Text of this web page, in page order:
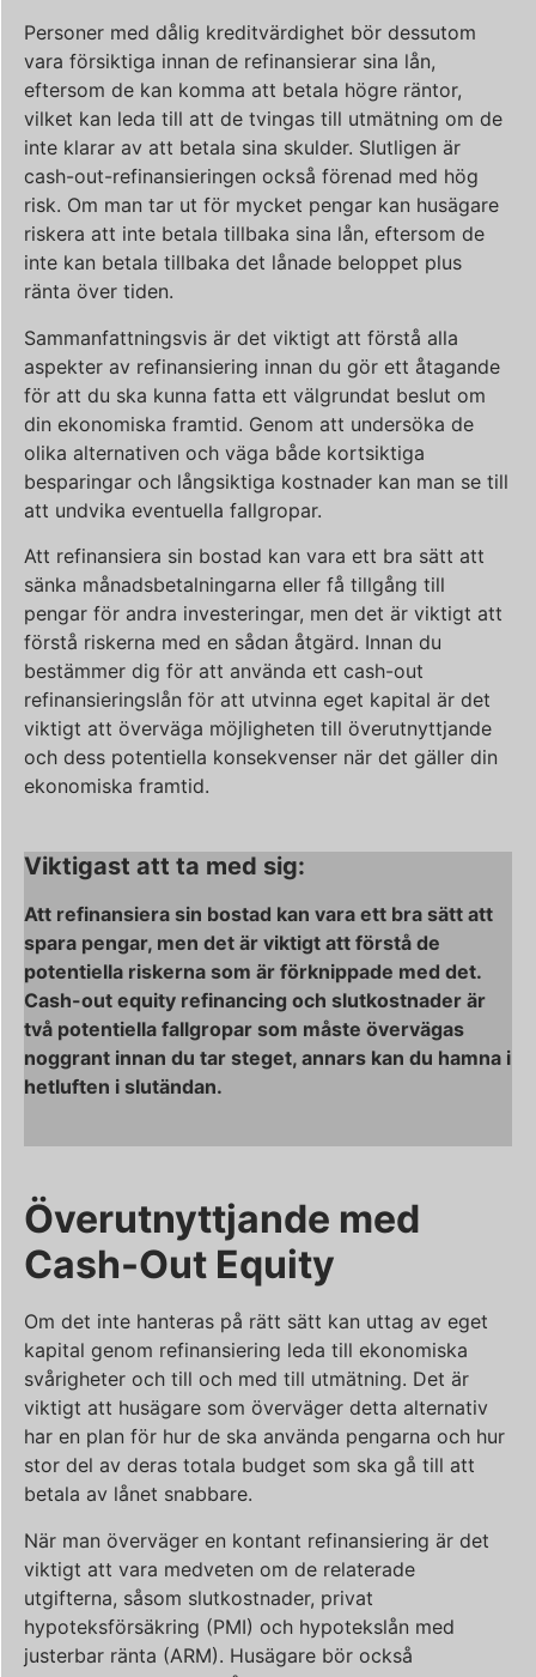
Personer med dålig kreditvärdighet bör dessutom
vara försiktiga innan de refinansierar sina lån,
eftersom de kan komma att betala högre räntor,
vilket kan leda till att de tvingas till utmätning om de
inte klarar av att betala sina skulder. Slutligen är
cash-out-refinansieringen också förenad med hög
risk. Om man tar ut för mycket pengar kan husägare
riskera att inte betala tillbaka sina lån, eftersom de
inte kan betala tillbaka det lånade beloppet plus
ränta över tiden.
Sammanfattningsvis är det viktigt att förstå alla
aspekter av refinansiering innan du gör ett åtagande
för att du ska kunna fatta ett välgrundat beslut om
din ekonomiska framtid. Genom att undersöka de
olika alternativen och väga både kortsiktiga
besparingar och långsiktiga kostnader kan man se till
att undvika eventuella fallgropar.
Att refinansiera sin bostad kan vara ett bra sätt att
sänka månadsbetalningarna eller få tillgång till
pengar för andra investeringar, men det är viktigt att
förstå riskerna med en sådan åtgärd. Innan du
bestämmer dig för att använda ett cash-out
refinansieringslån för att utvinna eget kapital är det
viktigt att överväga möjligheten till överutnyttjande
och dess potentiella konsekvenser när det gäller din
ekonomiska framtid.
Viktigast att ta med sig:
Att refinansiera sin bostad kan vara ett bra sätt att
spara pengar, men det är viktigt att förstå de
potentiella riskerna som är förknippade med det.
Cash-out equity refinancing och slutkostnader är
två potentiella fallgropar som måste övervägas
noggrant innan du tar steget, annars kan du hamna i
hetluften i slutändan.
Överutnyttjande med
Cash-Out Equity
Om det inte hanteras på rätt sätt kan uttag av eget
kapital genom refinansiering leda till ekonomiska
svårigheter och till och med till utmätning. Det är
viktigt att husägare som överväger detta alternativ
har en plan för hur de ska använda pengarna och hur
stor del av deras totala budget som ska gå till att
betala av lånet snabbare.
När man överväger en kontant refinansiering är det
viktigt att vara medveten om de relaterade
utgifterna, såsom slutkostnader, privat
hypoteksförsäkring (PMI) och hypotekslån med
justerbar ränta (ARM). Husägare bör också